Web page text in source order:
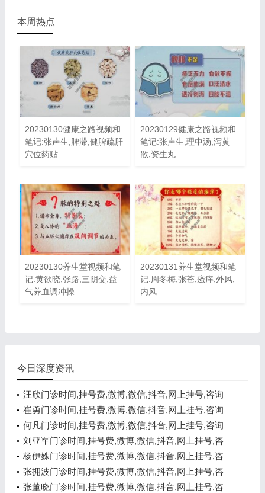
本周热点
20230130健康之路视频和
笔记:张声生,脾滞,健脾疏肝
穴位药贴
20230129健康之路视频和
笔记:张声生,理中汤,泻黄
散,资生丸
20230130养生堂视频和笔
记:黄欲晓,张路,三阴交,益
气养血调冲操
20230131养生堂视频和笔
记:周冬梅,张苍,瘙痒,外风,
内风
今日深度资讯
汪欣门诊时间,挂号费,微博,微信,抖音,网上挂号,咨询
电话,在线咨询
崔勇门诊时间,挂号费,微博,微信,抖音,网上挂号,咨询
电话,在线咨询
何凡门诊时间,挂号费,微博,微信,抖音,网上挂号,咨询
电话,在线咨询
刘亚军门诊时间,挂号费,微博,微信,抖音,网上挂号,咨
询电话,在线咨询
杨伊姝门诊时间,挂号费,微博,微信,抖音,网上挂号,咨
询电话,在线咨询
张拥波门诊时间,挂号费,微博,微信,抖音,网上挂号,咨
询电话,在线咨询
张董晓门诊时间,挂号费,微博,微信,抖音,网上挂号,咨